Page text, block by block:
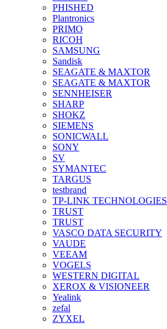
PHISHED
Plantronics
PRIMO
RICOH
SAMSUNG
Sandisk
SEAGATE & MAXTOR
SEAGATE & MAXTOR
SENNHEISER
SHARP
SHOKZ
SIEMENS
SONICWALL
SONY
SV
SYMANTEC
TARGUS
testbrand
TP-LINK TECHNOLOGIES
TRUST
TRUST
VASCO DATA SECURITY
VAUDE
VEEAM
VOGELS
WESTERN DIGITAL
XEROX & VISIONEER
Yealink
zefal
ZYXEL